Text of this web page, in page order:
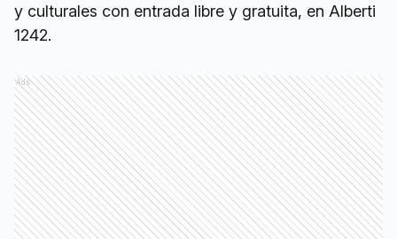
y culturales con entrada libre y gratuita, en Alberti
1242.
Ads